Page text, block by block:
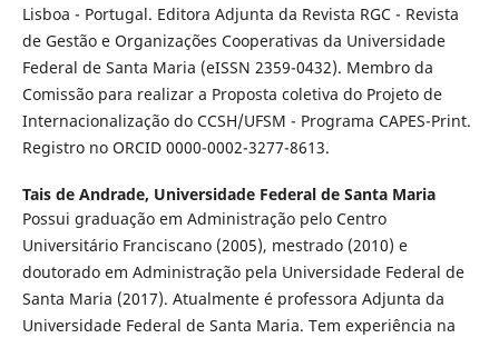
Lisboa - Portugal. Editora Adjunta da Revista RGC - Revista
de Gestão e Organizações Cooperativas da Universidade
Federal de Santa Maria (eISSN 2359-0432). Membro da
Comissão para realizar a Proposta coletiva do Projeto de
Internacionalização do CCSH/UFSM - Programa CAPES-Print.
Registro no ORCID 0000-0002-3277-8613.
Tais de Andrade, Universidade Federal de Santa Maria
Possui graduação em Administração pelo Centro
Universitário Franciscano (2005), mestrado (2010) e
doutorado em Administração pela Universidade Federal de
Santa Maria (2017). Atualmente é professora Adjunta da
Universidade Federal de Santa Maria. Tem experiência na